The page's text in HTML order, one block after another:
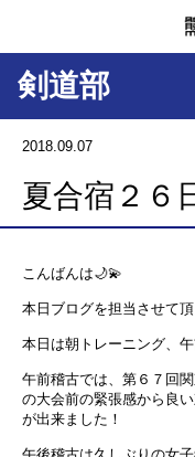
剣道部
2018.09.07
夏合宿２６
こんばんは🌙💫
本日ブログを担当させて
本日は朝トレーニング、
午前稽古では、第６７回
の大会前の緊張感から良
が出来ました！